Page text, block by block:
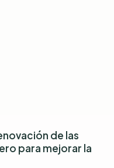
de las
para mejorar la